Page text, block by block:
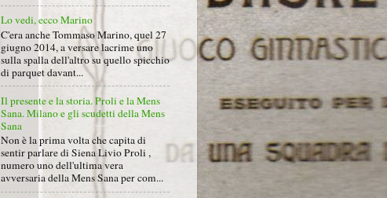
Lo vedi, ecco Marino
C'era anche Tommaso Marino, quel 27
giugno 2014, a versare lacrime uno
sulla spalla dell'altro su quello spicchio
di parquet davant...
Il presente e la storia. Proli e la Mens
Sana. Milano e gli scudetti della Mens
Sana
Non è la prima volta che capita di
sentir parlare di Siena Livio Proli ,
numero uno dell'ultima vera
avversaria della Mens Sana per com...